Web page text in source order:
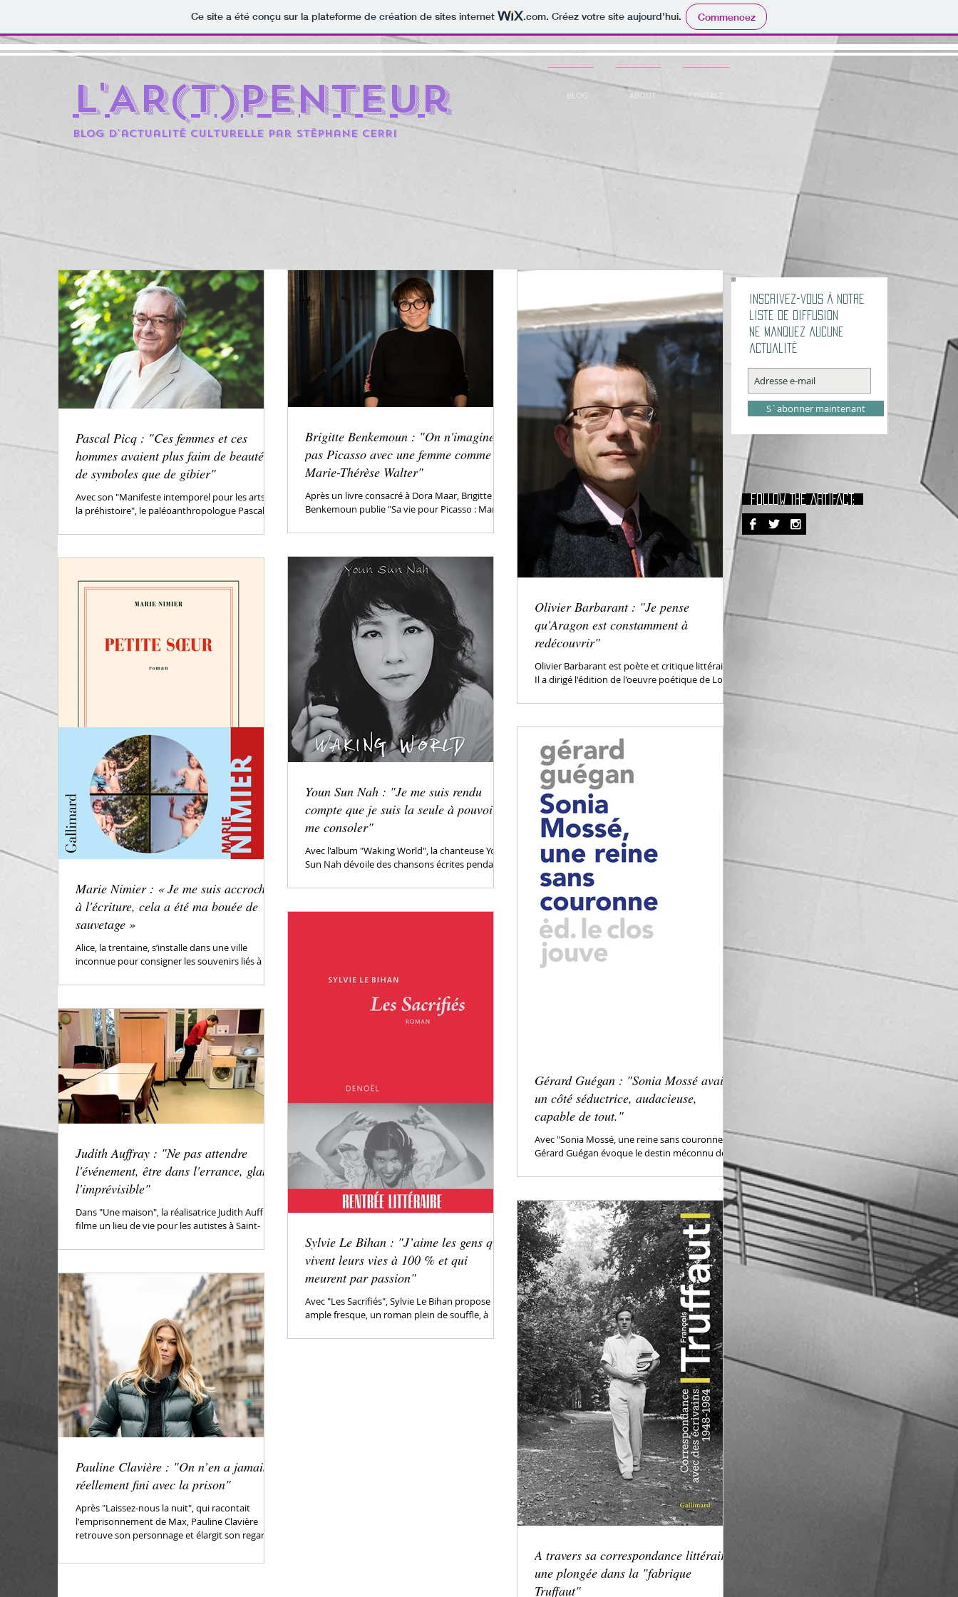
Ce site a été conçu sur la plateforme de création de sites internet .com. Créez votre site aujourd'hui. Commencez
L'AR(t)penteur
BLOG D'actualité culturelle par Stéphane CERRi
BLOG ABOUT CONTACT
Pascal Picq : "Ces femmes et ces
hommes avaient plus faim de beauté et
de symboles que de gibier"
Avec son "Manifeste intemporel pour les arts de
la préhistoire", le paléoanthropologue Pascal
Brigitte Benkemoun : "On n'imagine
pas Picasso avec une femme comme
Marie-Thérèse Walter"
Après un livre consacré à Dora Maar, Brigitte
Benkemoun publie "Sa vie pour Picasso : Marie-
méconnue...
Olivier Barbarant : "Je pense
qu'Aragon est constamment à
redécouvrir"
Olivier Barbarant est poète et critique littéraire.
Il a dirigé l'édition de l'oeuvre poétique de Louis
Marie Nimier : « Je me suis accrochée
à l'écriture, cela a été ma bouée de
sauvetage »
Alice, la trentaine, s’installe dans une ville
inconnue pour consigner les souvenirs liés à son
Youn Sun Nah : "Je me suis rendu
compte que je suis la seule à pouvoir
me consoler"
Avec l'album "Waking World", la chanteuse Youn
Sun Nah dévoile des chansons écrites pendant
Gérard Guégan : "Sonia Mossé avait
un côté séductrice, audacieuse,
capable de tout."
Avec "Sonia Mossé, une reine sans couronne",
Gérard Guégan évoque le destin méconnu de
surréaliste,...
Judith Auffray : "Ne pas attendre
l'événement, être dans l'errance, glaner
l'imprévisible"
Dans "Une maison", la réalisatrice Judith Auffray
filme un lieu de vie pour les autistes à Saint-
Sylvie Le Bihan : "J’aime les gens qui
vivent leurs vies à 100 % et qui
meurent par passion"
Avec "Les Sacrifiés", Sylvie Le Bihan propose une
ample fresque, un roman plein de souffle, à
A travers sa correspondance littéraire,
une plongée dans la "fabrique
Truffaut"
Pauline Clavière : "On n’en a jamais
réellement fini avec la prison"
Après "Laissez-nous la nuit", qui racontait
l'emprisonnement de Max, Pauline Clavière
retrouve son personnage et élargit son regard
Inscrivez-vous à notre
liste de diffusion
Ne manquez aucune
actualité
S`abonner maintenant
FOLLOW THE ARTIFACT: